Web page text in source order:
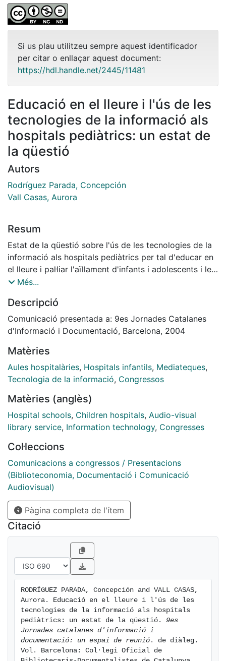
Si us plau utilitzeu sempre aquest identificador
per citar o enllaçar aquest document:
https://hdl.handle.net/2445/11481
Educació en el lleure i l'ús de les
tecnologies de la informació als
hospitals pediàtrics: un estat de
la qüestió
Autors
Rodríguez Parada, Concepción
Vall Casas, Aurora
Resum
Estat de la qüestió sobre l'ús de les tecnologies de la
informació als hospitals pediàtrics per tal d'educar en
el lleure i pal·liar l'aïllament d'infants i adolescents i les
seves famílies durant l'estada a l'hospital. A partir del
anàlisi de diverses experiències d'arreu del món. S'han
identificat dos models diferents pel que fa als
objectius: els que centren la seva atenció en aspectes
Ambdós compten amb la implicació del personal
sanitari vinculat als pacients i amb la figura del
voluntari per a gestionar aquests serveis. Les
les fonts de finançament, la tipologia de serveis que
ofereixen i la naturalesa de les entitas que els
promociona.
Més...
Descripció
Comunicació presentada a: 9es Jornades Catalanes
d'Informació i Documentació, Barcelona, 2004
Matèries
Aules hospitalàries, Hospitals infantils, Mediateques,
Tecnologia de la informació, Congressos
Matèries (anglès)
Hospital schools, Children hospitals, Audio-visual
library service, Information technology, Congresses
Col·leccions
Comunicacions a congressos / Presentacions
(Biblioteconomia, Documentació i Comunicació
Audiovisual)
Pàgina completa de l'ítem
Citació
RODRÍGUEZ PARADA, Concepción and VALL CASAS,
Aurora. Educació en el lleure i l'ús de les
tecnologies de la informació als hospitals
pediàtrics: un estat de la qüestió. 9es
Jornades catalanes d'informació i
documentació: un espai de reunió . de diàleg.
Vol. Barcelona: Col·legi Oficial de